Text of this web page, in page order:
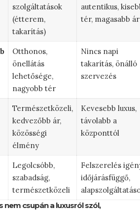
szolgáltatások
(étterem,
takarítás)
autentikus,
tér, magasabb ár
Otthonos,
önellátás
lehetősége,
nagyobb tér
Nincs napi
takarítás, önálló
szervezés
Természetközeli,
kedvezőbb ár,
közösségi
élmény
Kevesebb luxus,
távolabb a
központtól
Legolcsóbb,
szabadság,
természetközeli
Felszerelés
időjárásfüggő,
nem csupán a luxusról szól,